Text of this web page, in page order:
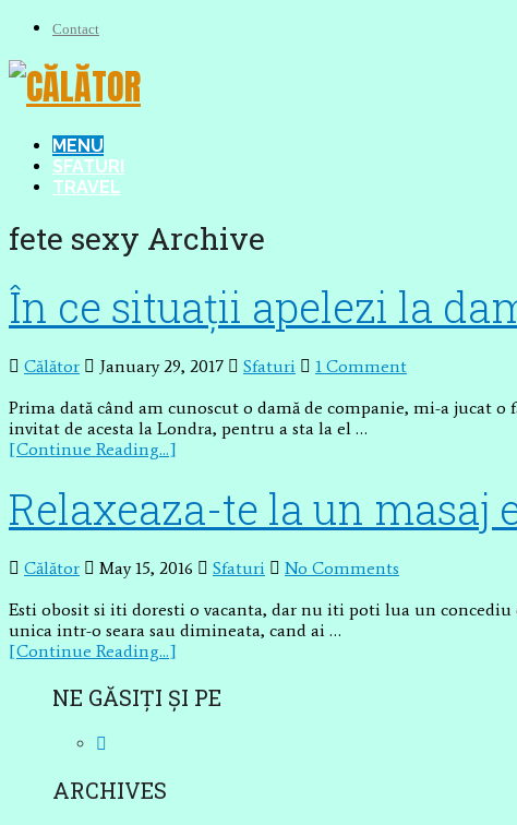
Contact
MENU
SFATURI
TRAVEL
fete sexy Archive
În ce situații apelezi la
Călător January 29, 2017 Sfaturi
1 Comment
Prima dată când am cunoscut o damă de companie, mi-a jucat
invitat de acesta la Londra, pentru a sta la el …
[Continue Reading...]
Relaxeaza-te la un masaj
Călător May 15, 2016 Sfaturi
No Comments
Esti obosit si iti doresti o vacanta, dar nu iti poti lua un
unica intr-o seara sau dimineata, cand ai …
[Continue Reading...]
NE GĂSIȚI ȘI PE
ARCHIVES